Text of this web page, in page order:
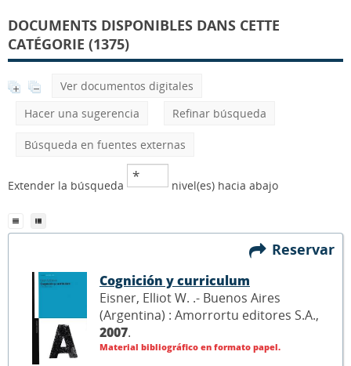
DOCUMENTS DISPONIBLES DANS CETTE
CATÉGORIE (1375)
Ver documentos digitales
Hacer una sugerencia
Refinar búsqueda
Búsqueda en fuentes externas
Extender la búsqueda nivel(es) hacia abajo
Reservar
Cognición y curriculum
Eisner, Elliot W. .- Buenos Aires
(Argentina) : Amorrortu editores S.A.,
2007.
Material bibliográfico en formato papel.